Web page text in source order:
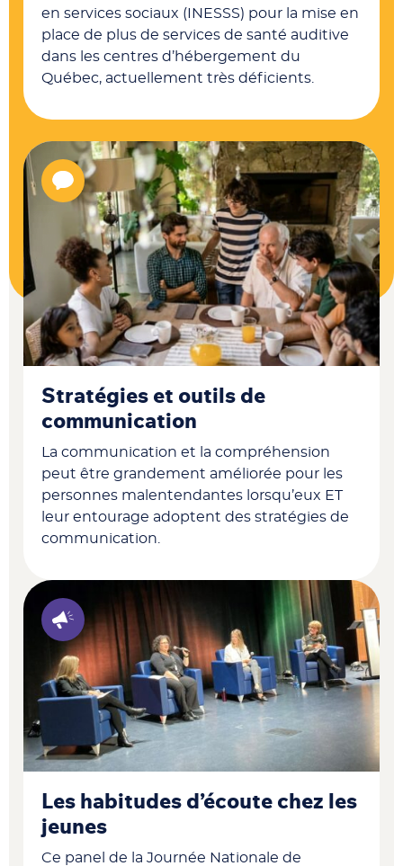
en services sociaux (INESSS) pour la mise en
place de plus de services de santé auditive
dans les centres d’hébergement du
Québec, actuellement très déficients.
Stratégies et outils de
communication
La communication et la compréhension
peut être grandement améliorée pour les
personnes malentendantes lorsqu’eux ET
leur entourage adoptent des stratégies de
communication.
Les habitudes d’écoute chez les
jeunes
Ce panel de la Journée Nationale de